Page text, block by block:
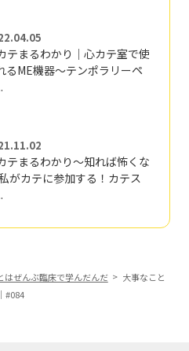
テまるわかり｜心カテ室で使
るME機器～テンポラリーペ
テまるわかり～知れば怖くな
がカテに参加する！カテス
はぜんぶ臨床で学んだんだ
大事なこと
#084